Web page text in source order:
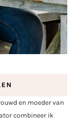
en moeder van
combineer ik